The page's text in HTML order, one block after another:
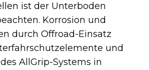
ist der Unterboden
Korrosion und
durch Offroad-Einsatz
und
AllGrip-Systems in